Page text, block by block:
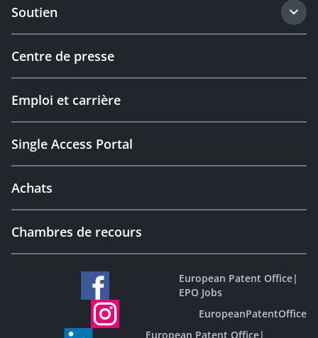
Soutien
Centre de presse
Emploi et carrière
Single Access Portal
Achats
Chambres de recours
European Patent Office|
EPO Jobs
EuropeanPatentOffice
European Patent Office|